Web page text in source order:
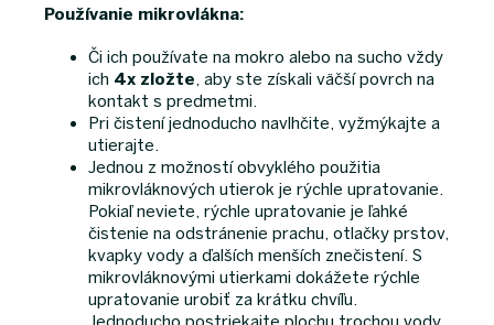
Používanie mikrovlákna:
Či ich používate na mokro alebo na sucho vždy
ich 4x zložte , aby ste získali väčší povrch na
kontakt s predmetmi.
Pri čistení jednoducho navlhčite, vyžmýkajte a
utierajte.
Jednou z možností obvyklého použitia
mikrovláknových utierok je rýchle upratovanie.
Pokiaľ neviete, rýchle upratovanie je ľahké
čistenie na odstránenie prachu, otlačky prstov,
kvapky vody a ďalších menších znečistení. S
mikrovláknovými utierkami dokážete rýchle
upratovanie urobiť za krátku chvíľu.